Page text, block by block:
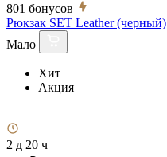
801 бонусов
Рюкзак SET Leather (черный)
Мало
Хит
Акция
2 д 20 ч